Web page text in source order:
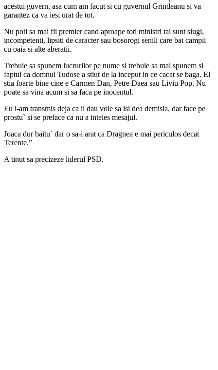
acestui guvern, asa cum am facut si cu guvernul Grindeanu si va
garantez ca va iesi urat de tot.
Nu poti sa mai fii premier cand aproape toti ministri tai sunt slugi,
incompetenti, lipsiti de caracter sau bosorogi senili care bat campii
cu oaia si alte aberatii.
Trebuie sa spunem lucrurilor pe nume si trebuie sa mai spunem si
faptul ca domnul Tudose a stiut de la inceput in ce cacat se baga. El
stia foarte bine cine e Carmen Dan, Petre Daea sau Liviu Pop. Nu
poate sa vina acum si sa faca pe inocentul.
Eu i-am transmis deja ca ii dau voie sa isi dea demisia, dar face pe
prostu` si se preface ca nu a inteles mesajul.
Joaca dur baitu` dar o sa-i arat ca Dragnea e mai periculos decat
Terente.”
A tinut sa precizeze liderul PSD.